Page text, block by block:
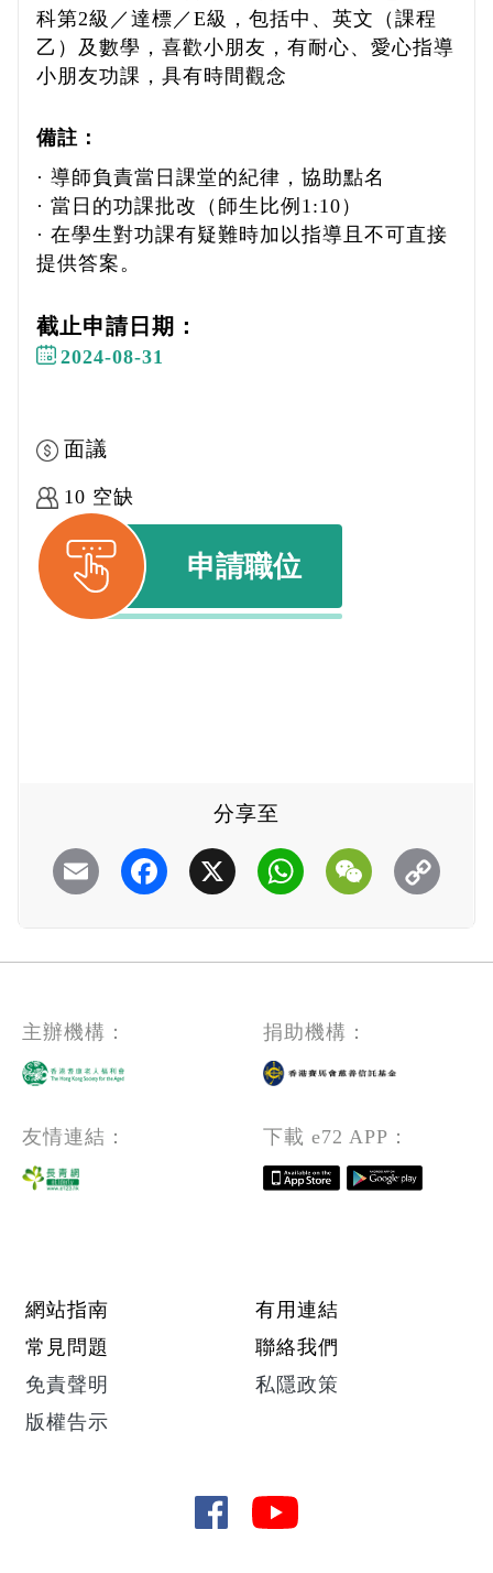
科第2級／達標／E級，包括中、英文（課程
乙）及數學，喜歡小朋友，有耐心、愛心指導
小朋友功課，具有時間觀念
備註：
· 導師負責當日課堂的紀律，協助點名
· 當日的功課批改（師生比例1:10）
· 在學生對功課有疑難時加以指導且不可直接
提供答案。
截止申請日期：
2024-08-31
面議
10 空缺
申請職位
分享至
Email Facebook
X WhatsAppWeChat
主辦機構： 捐助機構：
友情連結： 下載 e72 APP：
Footer menu
網站指南
有用連結
常見問題
聯絡我們
免責聲明
私隱政策
版權告示